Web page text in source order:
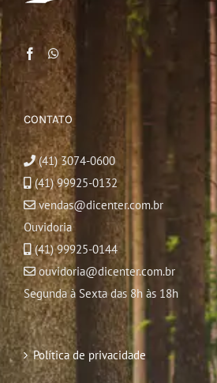
CONTATO
(41) 3074-0600
(41) 99925-0132
vendas@dicenter.com.br
Ouvidoria
(41) 99925-0144
ouvidoria@dicenter.com.br
Segunda à Sexta das 8h às 18h
Política de privacidade